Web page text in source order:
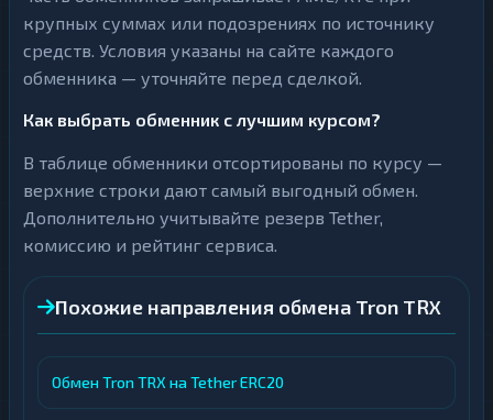
крупных суммах или подозрениях по источнику
средств. Условия указаны на сайте каждого
обменника — уточняйте перед сделкой.
Как выбрать обменник с лучшим курсом?
В таблице обменники отсортированы по курсу —
верхние строки дают самый выгодный обмен.
Дополнительно учитывайте резерв Tether,
комиссию и рейтинг сервиса.
Похожие направления обмена Tron TRX
Обмен Tron TRX на Tether ERC20